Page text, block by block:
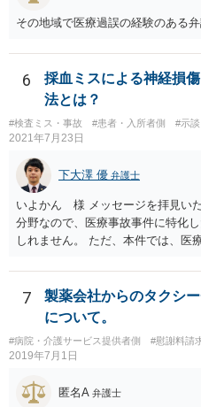
その地域で医療過誤の経験のある
6
採血ミスによる神経損
法とは？
#検査ミス・事故 #患者・入所者側 #示談
2021年7月23日
下大澤 優 弁護士
いよかん 様 メッセージを拝見い
分野なので、医療事故事件に特化
しれません。 ただ、本件では、医
の過失（医療ミス）の立証なので
ないため、損害額の立証が主なポ
関しては、交通事故事件と同様の
る弁護士は多いと思います。 今後
れることも可能ではありますが、
ない（多少の増額はあり得るとし
と思われます。 弁護士が介入する
とは多々あるため、可能であれば
7
製薬会社からのタクシ
について。
#病院・介護サービス提供者側 #慰謝料請
2019年7月1日
匿名A 弁護士